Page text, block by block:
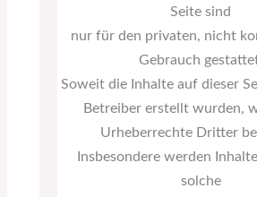
Seite sind
nur für den privaten, nicht
Gebrauch
Soweit die Inhalte auf dieser
Betreiber erstellt wurden,
Urheberrechte Dritter
Insbesondere werden
solche